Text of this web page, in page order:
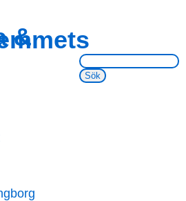
&
Sök på webbsidan: